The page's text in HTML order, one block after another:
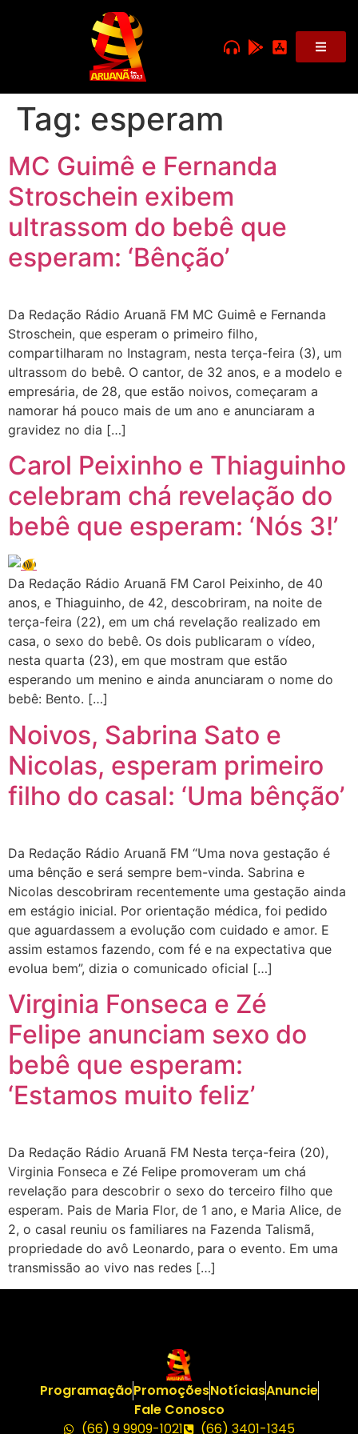
Tag: esperam
MC Guimê e Fernanda
Stroschein exibem
ultrassom do bebê que
esperam: ‘Bênção’
Da Redação Rádio Aruanã FM MC Guimê e Fernanda
Stroschein, que esperam o primeiro filho,
compartilharam no Instagram, nesta terça-feira (3), um
ultrassom do bebê. O cantor, de 32 anos, e a modelo e
empresária, de 28, que estão noivos, começaram a
namorar há pouco mais de um ano e anunciaram a
gravidez no dia […]
Carol Peixinho e Thiaguinho
celebram chá revelação do
bebê que esperam: ‘Nós 3!’
Da Redação Rádio Aruanã FM Carol Peixinho, de 40
anos, e Thiaguinho, de 42, descobriram, na noite de
terça-feira (22), em um chá revelação realizado em
casa, o sexo do bebê. Os dois publicaram o vídeo,
nesta quarta (23), em que mostram que estão
esperando um menino e ainda anunciaram o nome do
bebê: Bento. […]
Noivos, Sabrina Sato e
Nicolas, esperam primeiro
filho do casal: ‘Uma bênção’
Da Redação Rádio Aruanã FM “Uma nova gestação é
uma bênção e será sempre bem-vinda. Sabrina e
Nicolas descobriram recentemente uma gestação ainda
em estágio inicial. Por orientação médica, foi pedido
que aguardassem a evolução com cuidado e amor. E
assim estamos fazendo, com fé e na expectativa que
evolua bem”, dizia o comunicado oficial […]
Virginia Fonseca e Zé
Felipe anunciam sexo do
bebê que esperam:
‘Estamos muito feliz’
Da Redação Rádio Aruanã FM Nesta terça-feira (20),
Virginia Fonseca e Zé Felipe promoveram um chá
revelação para descobrir o sexo do terceiro filho que
esperam. Pais de Maria Flor, de 1 ano, e Maria Alice, de
2, o casal reuniu os familiares na Fazenda Talismã,
propriedade do avô Leonardo, para o evento. Em uma
transmissão ao vivo nas redes […]
ProgramaçãoPromoçõesNotíciasAnuncie
Fale Conosco
(66) 9 9909-1021
(66) 3401-1345